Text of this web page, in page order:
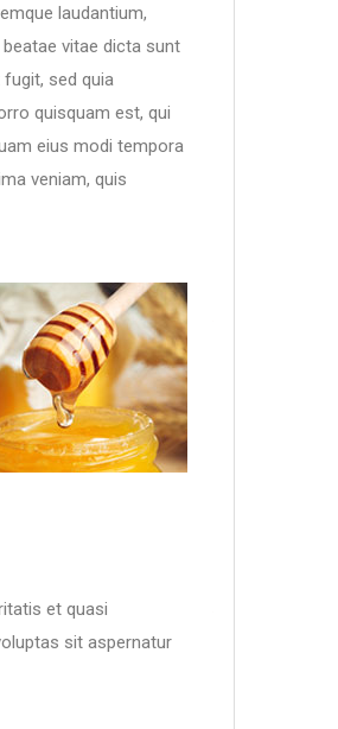
laudantium,
vitae dicta sunt
sed quia
quisquam est, qui
eius modi tempora
veniam, quis
et quasi
sit aspernatur